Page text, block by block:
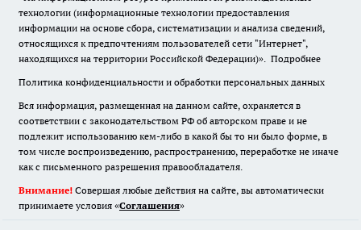
технологии (информационные технологии предоставления
информации на основе сбора, систематизации и анализа сведений,
относящихся к предпочтениям пользователей сети "Интернет",
находящихся на территории Российской Федерации)». Подробнее
Политика конфиденциальности и обработки персональных данных
Вся информация, размещенная на данном сайте, охраняется в
соответствии с законодательством РФ об авторском праве и не
подлежит использованию кем-либо в какой бы то ни было форме, в
том числе воспроизведению, распространению, переработке не иначе
как с письменного разрешения правообладателя.
Внимание! Совершая любые действия на сайте, вы автоматически
принимаете условия «Cоглашения»